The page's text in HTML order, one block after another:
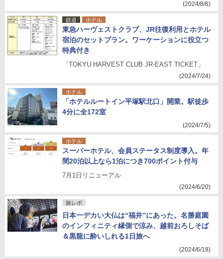
(2024/8/6)
鉄道 ホテル
東急ハーヴェストクラブ、JR往復利用とホテル
宿泊のセットプラン。ワーケーションに役立つ
特典付き
「TOKYU HARVEST CLUB JR-EAST TICKET」
(2024/7/24)
ホテル
「ホテルルートイン平塚駅北口」開業。駅徒歩
4分に全172室
(2024/7/5)
ホテル
スーパーホテル、会員ステータス制度導入。年
間20泊以上なら1泊につき700ポイント付与
7月1日リニューアル
(2024/6/20)
旅レポ
日本一デカい大仏は“福井”にあった。名勝庭園
のインフィニティ縁側で涼み、越前おろしそば
＆黒龍に酔いしれる1日旅へ
(2024/6/18)